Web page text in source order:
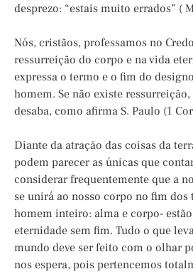
desprezo: “estais muito errados” (
Nós, cristãos, professamos no
ressurreição do corpo e na vida
expressa o termo e o fim do
homem. Se não existe
desaba, como afirma S. Paulo (1
Diante da atração das coisas da
podem parecer as únicas que
considerar frequentemente que a
se unirá ao nosso corpo no fim dos
homem inteiro: alma e corpo-
eternidade sem fim. Tudo o que
mundo deve ser feito com o olhar
nos espera, pois pertencemos